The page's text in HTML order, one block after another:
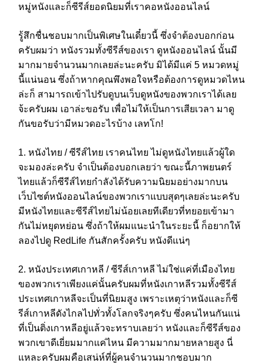
หมู่หนังและก็ซีรีส์ยอดนิยมที่เราคอหนังออนไลน์
รู้สึกชื่นชอบมากเป็นพิเศษในเดี๋ยวนี้ ซึ่งจำต้องบอกก่อน
ครับผมว่า หนังรวมทั้งซีรีส์ของเรา ดูหนังออนไลน์ นั้นมี
มากมายจำนวนมากเลยล่ะนะครับ มิได้มีแค่ 5 หมวดหมู่
นี้แน่นอน ซึ่งถ้าหากคุณพึงพอใจหรือต้องการดูหมวดไหน
ล่ะก็ สามารถเข้าไปรับดูบนเว็บดูหนังของพวกเราได้เลย
จ้ะครับผม เอาล่ะขอรับ เพื่อไม่ให้เป็นการเสียเวลา มาดู
กันขอรับว่ามีหมวดอะไรบ้าง เลทโก!
1. หนังไทย / ซีรีส์ไทย เราคนไทย ไม่ดูหนังไทยแล้วผู้ใด
จะมองล่ะครับ จำเป็นต้องบอกเลยว่า ขณะนี้ภาพยนตร์
ไทยแล้วก็ซีรีส์ไทยกำลังได้รับความนิยมอย่างมากบน
เว็บไซต์หนังออนไลน์ของพวกเราแบบสุดๆเลยล่ะนะครับ
มีหนังไทยและซีรีส์ไทยไม่น้อยเลยทีเดียวที่ทยอยเข้ามา
กันไม่หยุดหย่อน ซึ่งถ้าให้ผมแนะนำในระยะนี้ ก็อยากให้
ลองไปดู RedLife กันสักครั้งครับ หนังดีแน่ๆ
2. หนังประเทศเกาหลี / ซีรีส์เกาหลี ไม่ใช่แค่ที่เมืองไทย
ของพวกเราเพียงแค่นั้นครับผมที่หนังเกาหลีรวมทั้งซีรีส์
ประเทศเกาหลีจะเป็นที่นิยมสูง เพราะเหตุว่าหนังและก็ซี
รีส์เกาหลีดังไกลไปทั่วทั้งโลกจริงๆครับ ซึ่งคนไหนกันแน่
ที่เป็นติ่งเกาหลีอยู่แล้วจะทราบเลยว่า หนังและก็ซีรีส์ของ
พวกเขาดีเยี่ยมมากแค่ไหน มีความมากมายหลายสูง นี่
แหละครับผมคือเสน่ห์ที่ผู้คนจำนวนมากชอบมาก